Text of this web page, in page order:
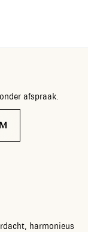
afspraak.
harmonieus